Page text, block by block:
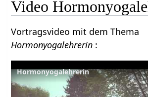
Video
Vortragsvideo mit dem Thema
Hormonyogalehrerin :
Hormonyogalehrerin